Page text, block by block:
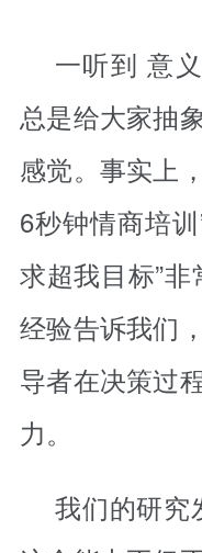
一听到 意
总是给大家抽
感觉。事实上
6秒钟情商培
求超我目标”
经验告诉我们
导者在决策过
力。
我们的研究